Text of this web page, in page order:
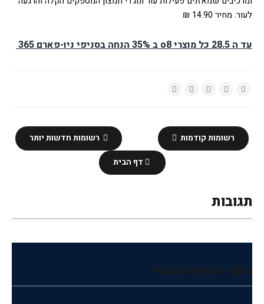
לעור. מחיר 14.90 ₪
עד ה 28.5 כל מוצרי o8 ב 35% הנחה בסניפי ניו-פארם 365
רשומות חדשות יותר רשומות קודמות
דף הבית
תגובות
הוסף רשומת תגובה